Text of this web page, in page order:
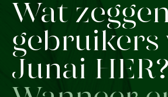
Wat
gebruikers
Junai HER?